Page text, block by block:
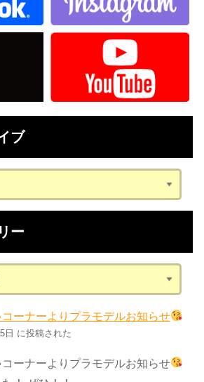
ブ
ー
ーナーよりプラモデルお知らせ
日 に投稿された
ーナーよりプラモデルお知らせ